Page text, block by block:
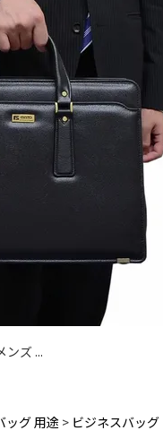
ンズ ...
ッグ 用途 ビジネスバッ